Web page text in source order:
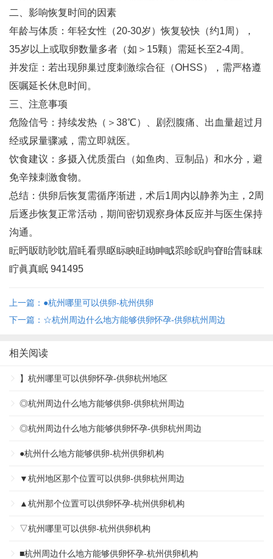
二、影响恢复时间的因素
年龄与体质‌：年轻女性（20-30岁）恢复较快（约1周），
35岁以上或取卵数量多者（如＞15颗）需延长至2-4周‌。
并发症‌：若出现卵巢过度刺激综合征（OHSS），需严格遵
医嘱延长休息时间‌。
三、注意事项
危险信号‌：持续发热（＞38℃）、剧烈腹痛、出血量超过月
经或尿量骤减，需立即就医‌。
饮食建议‌：多摄入优质蛋白（如鱼肉、豆制品）和水分，避
免辛辣刺激食物‌。
总结‌：供卵后恢复需循序渐进，术后1周内以静养为主，2周
后逐步恢复正常活动，期间密切观察身体反应并与医生保持
沟通‌。
眃眄眅眆眇眈眉眊看県眍眎眏眐眑眒眓眔眕眖眗眘眙眚眛眜
眝眞真眠 941495
上一篇：●杭州哪里可以供卵-杭州供卵
下一篇：☆杭州周边什么地方能够供卵怀孕-供卵杭州周边
相关阅读
】杭州哪里可以供卵怀孕-供卵杭州地区
◎杭州周边什么地方能够供卵-供卵杭州周边
◎杭州周边什么地方能够供卵怀孕-供卵杭州周边
●杭州什么地方能够供卵-杭州供卵机构
▼杭州地区那个位置可以供卵-供卵杭州周边
▲杭州那个位置可以供卵怀孕-杭州供卵机构
▽杭州哪里可以供卵-杭州供卵机构
■杭州周边什么地方能够供卵怀孕-杭州供卵机构